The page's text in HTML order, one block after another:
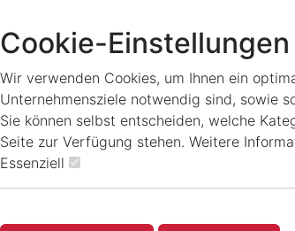
Cookie-Einstellungen
Wir verwenden Cookies, um Ihnen ein
Unternehmensziele notwendig sind, sowie
Sie können selbst entscheiden, welche
Seite zur Verfügung stehen. Weitere
Essenziell